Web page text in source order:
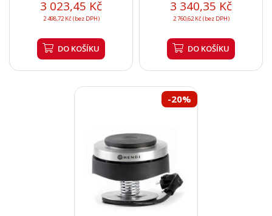
3 023,45 Kč
2 498,72 Kč (bez DPH)
DO KOŠÍKU
3 340,35 Kč
2 760,62 Kč (bez DPH)
DO KOŠÍKU
-20%